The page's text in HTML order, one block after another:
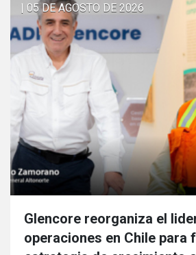
| 05 DE AGOSTO DE 2026
Glencore reorganiza el
operaciones en Chile para